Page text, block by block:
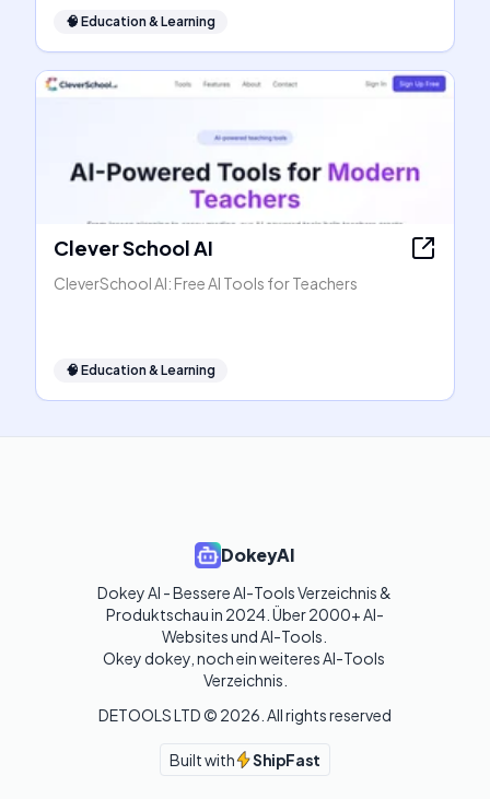
🧠 Education & Learning
Clever School AI
CleverSchool AI: Free AI Tools for Teachers
🧠 Education & Learning
DokeyAI
Dokey AI - Bessere AI-Tools Verzeichnis &
Produktschau in 2024. Über 2000+ AI-
Websites und AI-Tools.
Okey dokey, noch ein weiteres AI-Tools
Verzeichnis.
DETOOLS LTD © 2026 . All rights reserved
Built with ShipFast